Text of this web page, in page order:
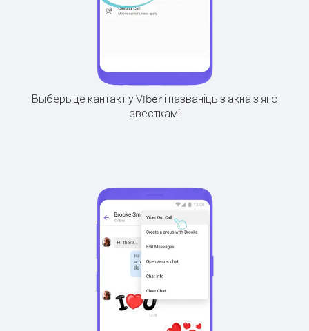
Выберыце кантакт у Viber і пазваніць з акна з яго
звесткамі